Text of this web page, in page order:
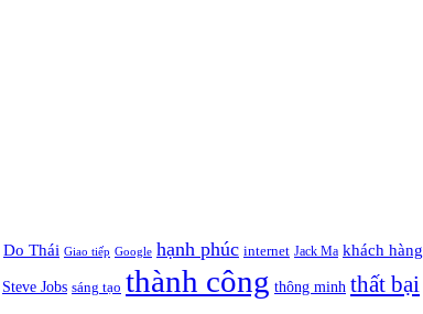
Do Thái Giao tiếp Google hạnh phúc internet Jack Ma khách hàng
Steve Jobs sáng tạo thành công thông minh thất bại